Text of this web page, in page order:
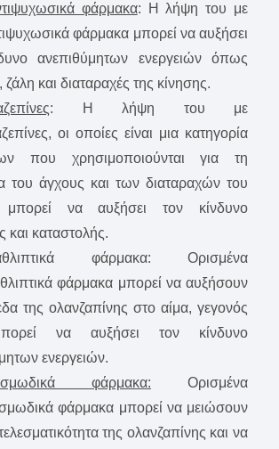
φάρμακα: Η λήψη του με
φάρμακα μπορεί να αυξήσει
ανεπιθύμητων ενεργειών όπως
ζάλη και διαταραχές της κίνησης.
: Η λήψη του με
οι οποίες είναι μια κατηγορία
που χρησιμοποιούνται για τη
του άγχους και των διαταραχών του
να αυξήσει τον κίνδυνο
και καταστολής.
φάρμακα: Ορισμένα
φάρμακα μπορεί να αυξήσουν
της ολανζαπίνης στο αίμα, γεγονός
να αυξήσει τον κίνδυνο
ενεργειών.
φάρμακα: Ορισμένα
φάρμακα μπορεί να μειώσουν
της ολανζαπίνης και να